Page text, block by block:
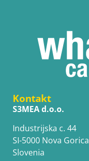
Kontakt
S3MEA d.o.o.
Industrijska c. 44
SI-5000 Nova Gorica
Slovenia